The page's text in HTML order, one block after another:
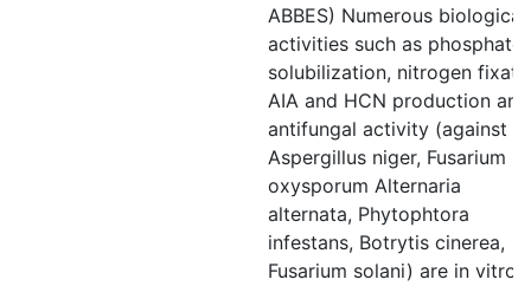
ABBES) Numerous biological
activities such as phosphate
solubilization, nitrogen
AIA and HCN production and
antifungal activity (against
Aspergillus niger, Fusarium
oxysporum Alternaria
alternata, Phytophtora
infestans, Botrytis cinerea,
Fusarium solani) are in vitro